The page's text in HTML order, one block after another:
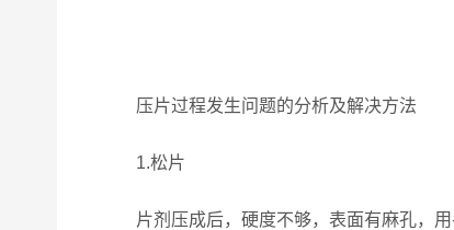
压片过程发生问题的分析及解决方法
1.松片
片剂压成后，硬度不够，表面有麻孔，用